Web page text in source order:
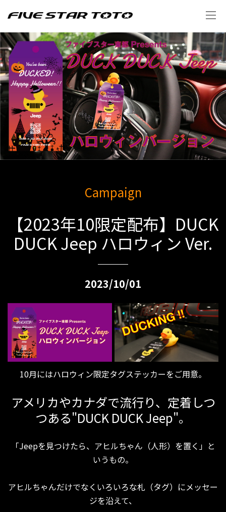
Campaign
【2023年10限定配布】DUCK
DUCK Jeep ハロウィン Ver.
2023/10/01
10月にはハロウィン限定タグステッカーをご用意。
アメリカやカナダで流行り、定着しつ
つある"DUCK DUCK Jeep"。
「Jeepを見つけたら、アヒルちゃん（人形）を置く」と
いうもの。
アヒルちゃんだけでなくいろいろな札（タグ）にメッセー
ジを沿えて、